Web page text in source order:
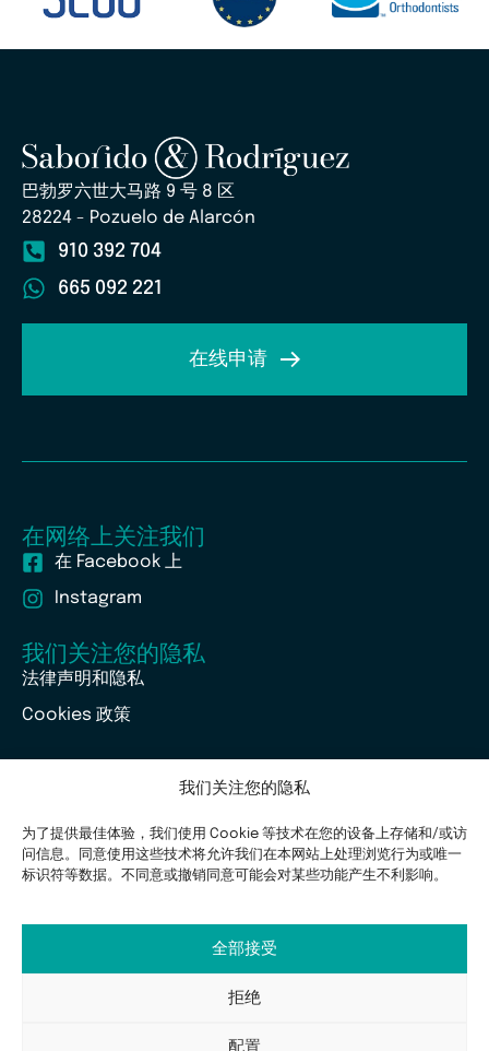
我们关注您的隐私
为了提供最佳体验，我们使用 Cookie 等技术在您的设备上存储和/或访
问信息。同意使用这些技术将允许我们在本网站上处理浏览行为或唯一
标识符等数据。不同意或撤销同意可能会对某些功能产生不利影响。
全部接受
拒绝
配置
巴勃罗六世大马路 9 号 8 区
28224 - Pozuelo de Alarcón
910 392 704
665 092 221
在线申请
在网络上关注我们
在 Facebook 上
Instagram
我们关注您的隐私
法律声明和隐私
Cookies 政策
莱里达和塔拉戈纳
穆尔西亚马略卡岛帕尔马潘普洛纳Pozuelo de Alarcón
萨拉戈萨